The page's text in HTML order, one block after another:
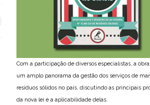
Com a participação de diversos especialistas, a
um amplo panorama da gestão dos serviços de
resíduos sólidos no país, discutindo as principais
da nova lei e a aplicabilidade delas.